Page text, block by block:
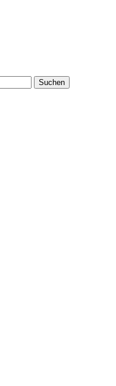
Suchen